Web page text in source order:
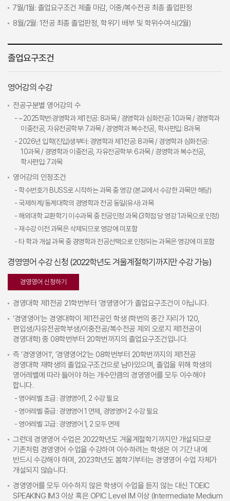
7월/1월: 졸업요구조건 제출 마감, 이중/복수전공 최종 졸업판정
8월/2월: 1전공 최종 졸업판정, 학위기 배부 및 학위수여식(2월)
졸업요구조건
영어강의 수강
전공구분별 영어강의 수
- ~2025학번:경영학과 제1전공: 8과목 / 경영학과 심화전공: 10과목 / 경영학과
이중전공, 자유전공학부: 7과목 / 경영학과 복수전공, 학사편입: 8과목
- 2026년 입학(진입)생부터: 경영학과 제1전공: 8과목 / 경영학과 심화전공:
10과목 / 경영학과 이중전공, 자유전공학부: 6과목 / 경영학과 복수전공,
학사편입: 7과목
영어강의 인정조건
- 학수번호가 BUSS로 시작하는 과목 중 영강 (본교에서 수강한 과목만 해당)
- 국제하계/동계대학의 경영학과 전공 동일(유사) 과목
- 해외대학 교환학기 이수과목 중 전공인정 과목 (3학점 당 영강 1과목으로 인정)
- 재수강 이전 과목은 삭제되므로 영강에 미포함
- 타 학과 개설 과목 중 경영학과 전공선택으로 인정되는 과목은 영강에 미포함
경영영어 수강 신청 (2022학년도 겨울계절학기까지만 수강 가능)
경영영어 신청하기
경영대학 제1전공 21학번부터 ‘경영영어’가 졸업요구조건이 아닙니다.
‘경영영어‘는 경영대학이 제1전공인 학생 (학번의 중간 자리가 120,
편입생/자유전공학부생/이중전공/복수전공 제외 오로지 제1전공이
경영대학) 중 08학번부터 20학번까지의 졸업요구조건입니다.
즉 ’경영영어1‘, ’경영영어2‘는 08학번부터 20학번까지의 제1전공
경영대학 재학생의 졸업요구조건으로 남아있으며, 졸업을 위해 학생의
영어레벨에 따라 들어야 하는 개수만큼의 경영영어를 모두 이수해야
합니다.
- 영어레벨 초급 : 경영영어1, 2 수강 필요
- 영어레벨 중급 : 경영영어 1 면제, 경영영어 2 수강 필요
- 영어레벨 고급 : 경영영어 1, 2 모두 면제
그런데 경영영어 수업은 2022학년도 겨울계절학기까지만 개설되므로
기존처럼 경영영어 수업을 수강하여 이수하려는 학생은 이 기간 내에
반드시 수강해야 하며, 2023학년도 봄학기부터는 경영영어 수업 자체가
개설되지 않습니다.
경영영어를 모두 이수하지 않은 학생이 수업을 듣지 않는 대신 TOEIC
SPEAKING IM3 이상 혹은 OPIC Level IM 이상 (Intermediate Medium